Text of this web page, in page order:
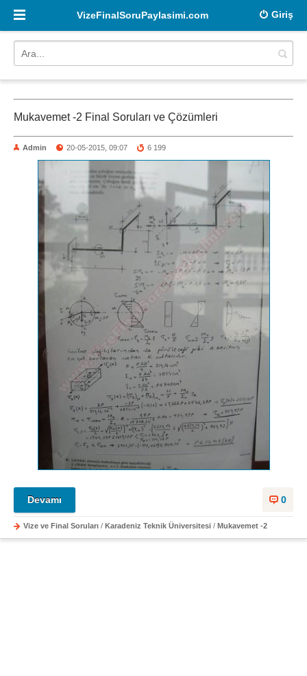
Giriş
VizeFinalSoruPaylasimi.com
Mukavemet -2 Final Soruları ve Çözümleri
Admin 20-05-2015, 09:07 6 199
0
Devamı
Vize ve Final Soruları / Karadeniz Teknik Üniversitesi / Mukavemet -2